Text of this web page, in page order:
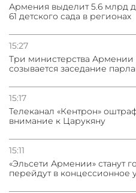
Армения выделит 5.6 млрд
61 детского сада в регионах
15:27
Три министерства Армении
созывается заседание
15:17
Телеканал «Кентрон»
внимание к Царукяну
15:11
«Эльсети Армении» станут
перейдут в концессионное